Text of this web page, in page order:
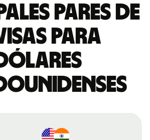
pares de
para